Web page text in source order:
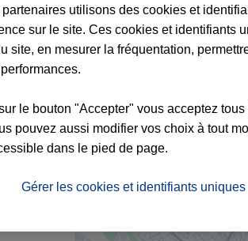
5
partenaires utilisons des cookies et
sur le site. Ces cookies et identifiants
site, en mesurer la fréquentation,
le bouton "Accepter" vous acceptez
pouvez aussi modifier vos choix à tout
dans le pied de page.
Gérer les cookies et identifiants uniques